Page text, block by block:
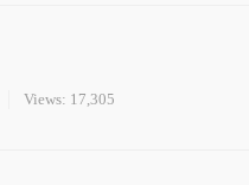
Views: 17,305